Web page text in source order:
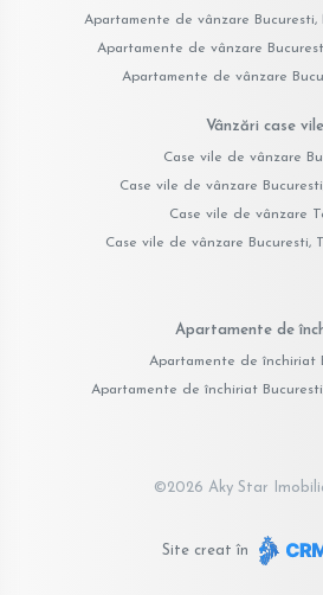
Apartamente de vânzare Bucuresti,
Apartamente de vânzare
Apartamente de vânzare
Vânzări case vile
Case vile de vânzare
Case vile de vânzare
Case vile de vânzare
Case vile de vânzare Bucuresti,
Apartamente de
Apartamente de închiriat
Apartamente de închiriat
©2026 Aky Star
Site creat în